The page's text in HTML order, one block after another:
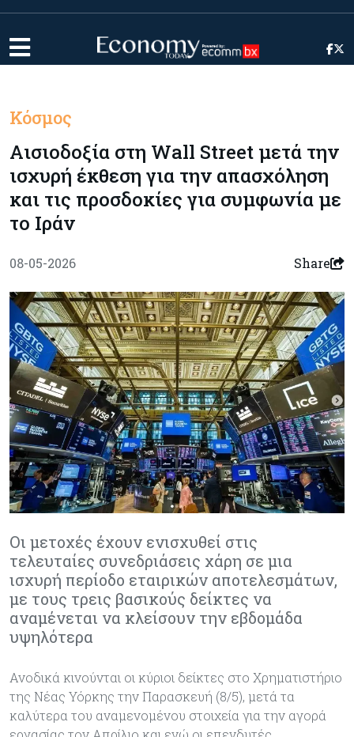
Κόσμος
Αισιοδοξία στη Wall Street μετά την
ισχυρή έκθεση για την απασχόληση
και τις προσδοκίες για συμφωνία με
το Ιράν
08-05-2026 Share
Οι μετοχές έχουν ενισχυθεί στις
τελευταίες συνεδριάσεις χάρη σε μια
ισχυρή περίοδο εταιρικών αποτελεσμάτων,
με τους τρεις βασικούς δείκτες να
αναμένεται να κλείσουν την εβδομάδα
υψηλότερα
Ανοδικά κινούνται οι κύριοι δείκτες στο Χρηματιστήριο
της Νέας Υόρκης την Παρασκευή (8/5), μετά τα
καλύτερα του αναμενομένου στοιχεία για την αγορά